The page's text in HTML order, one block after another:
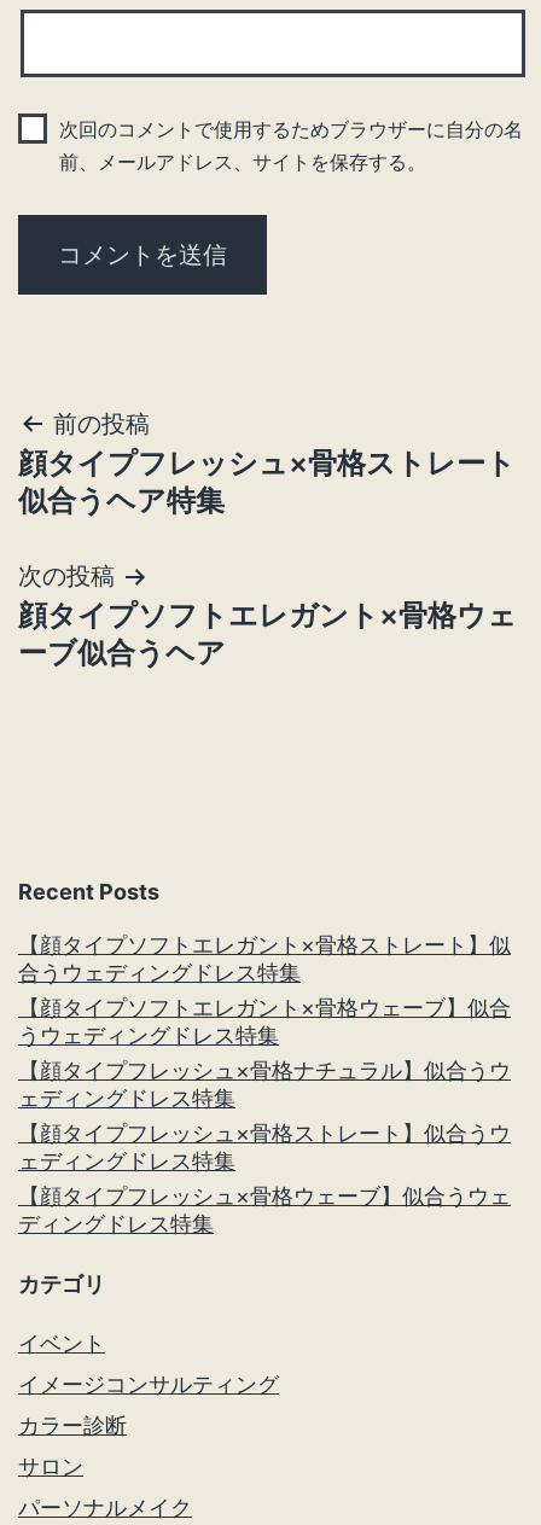
次回のコメントで使用するためブラウザーに自分の名
前、メールアドレス、サイトを保存する。
投
稿
ビ
ゲ
ン
前の投稿
顔タイプフレッシュ×骨格ストレート
似合うヘア特集
次の投稿
顔タイプソフトエレガント×骨格ウェ
ーブ似合うヘア
Recent Posts
【顔タイプソフトエレガント×骨格ストレート】似
合うウェディングドレス特集
【顔タイプソフトエレガント×骨格ウェーブ】似合
うウェディングドレス特集
【顔タイプフレッシュ×骨格ナチュラル】似合うウ
ェディングドレス特集
【顔タイプフレッシュ×骨格ストレート】似合うウ
ェディングドレス特集
【顔タイプフレッシュ×骨格ウェーブ】似合うウェ
ディングドレス特集
カテゴリ
イベント
イメージコンサルティング
カラー診断
サロン
パーソナルメイク